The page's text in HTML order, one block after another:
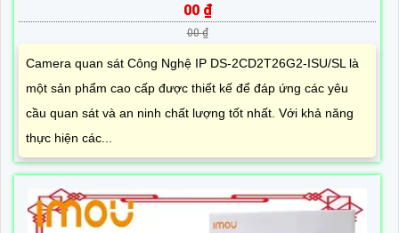
00 ₫
00 ₫
Camera quan sát Công Nghệ IP DS-2CD2T26G2-ISU/SL là
một sản phẩm cao cấp được thiết kế để đáp ứng các yêu
cầu quan sát và an ninh chất lượng tốt nhất. Với khả năng
thực hiện các...